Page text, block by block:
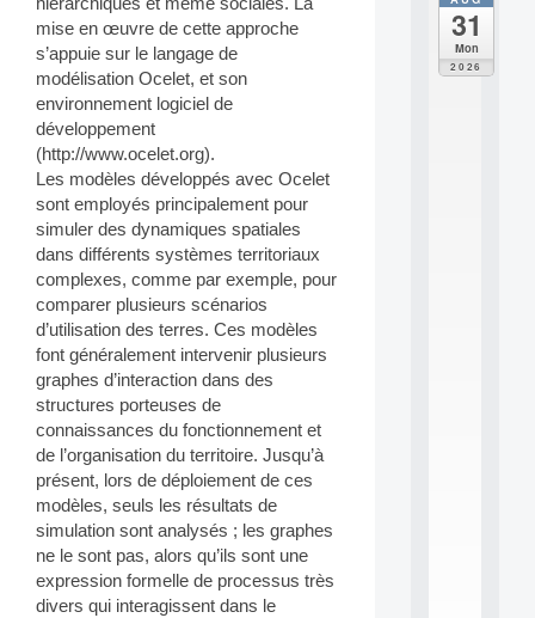
mise en œuvre de cette approche
s’appuie sur le langage de
modélisation Ocelet, et son
environnement logiciel de
développement
(http://www.ocelet.org).
Les modèles développés avec Ocelet
sont employés principalement pour
simuler des dynamiques spatiales
dans différents systèmes territoriaux
complexes, comme par exemple, pour
comparer plusieurs scénarios
d’utilisation des terres. Ces modèles
font généralement intervenir plusieurs
graphes d’interaction dans des
structures porteuses de
connaissances du fonctionnement et
de l’organisation du territoire. Jusqu’à
présent, lors de déploiement de ces
modèles, seuls les résultats de
simulation sont analysés ; les graphes
ne le sont pas, alors qu’ils sont une
expression formelle de processus très
divers qui interagissent dans le
31
Mon
2026